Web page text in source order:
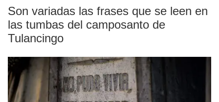
Son variadas las frases que se leen en
las tumbas del camposanto de
Tulancingo